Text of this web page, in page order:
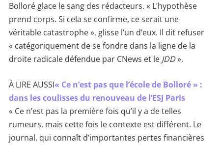
Bolloré glace le sang des rédacteurs. « L’hypothèse
prend corps. Si cela se confirme, ce serait une
véritable catastrophe », glisse l’un d’eux. Il dit refuser
« catégoriquement de se fondre dans la ligne de la
droite radicale défendue par CNews et le JDD».
À LIRE AUSSI« Ce n’est pas que l’école de Bolloré » :
dans les coulisses du renouveau de l’ESJ Paris
« Ce n’est pas la première fois qu’il y a de telles
rumeurs, mais cette fois le contexte est différent. Le
journal, qui connaît d’importantes pertes financières